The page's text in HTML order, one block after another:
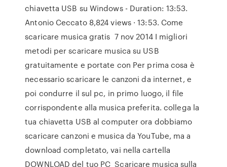
chiavetta USB su Windows - Duration: 13:53.
Antonio Ceccato 8,824 views · 13:53. Come
scaricare musica gratis 7 nov 2014 I migliori
metodi per scaricare musica su USB
gratuitamente e portate con Per prima cosa è
necessario scaricare le canzoni da internet, e
poi condurre il sul pc, in primo luogo, il file
corrispondente alla musica preferita. collega la
tua chiavetta USB al computer ora dobbiamo
scaricare canzoni e musica da YouTube, ma a
download completato, vai nella cartella
DOWNLOAD del tuo PC Scaricare musica sulla